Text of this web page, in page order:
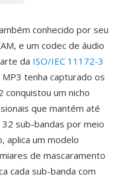
conhecido por seu
e um codec de áudio
da ISO/IEC 11172-3
tenha capturado os
um nicho
que mantém até
sub-bandas por meio
aplica um modelo
de mascaramento
cada sub-banda com